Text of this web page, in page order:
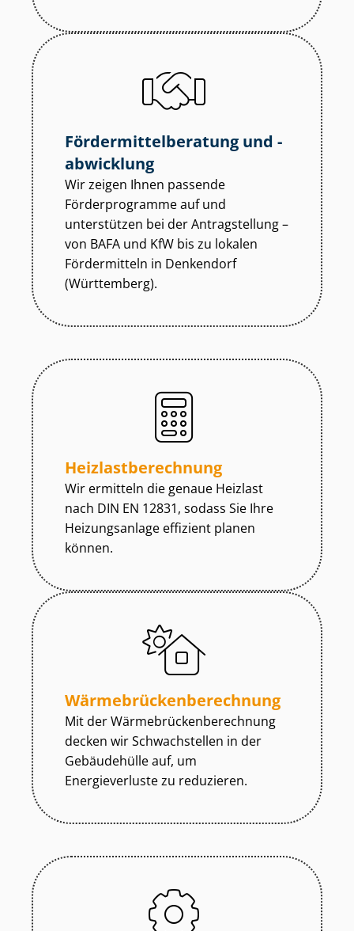
För­der­mit­tel­be­ra­tung und -
abwicklung
Wir zeigen Ihnen passende
Förderprogramme auf und
unterstützen bei der Antragstellung –
von BAFA und KfW bis zu lokalen
Fördermitteln in Denkendorf
(Württemberg).
Heiz­last­be­rech­nung
Wir ermitteln die genaue Heizlast
nach DIN EN 12831, sodass Sie Ihre
Heizungsanlage effizient planen
können.
Wär­me­brü­cken­be­rech­nung
Mit der Wär­me­brü­cken­be­rech­nung
decken wir Schwachstellen in der
Gebäudehülle auf, um
Energieverluste zu reduzieren.